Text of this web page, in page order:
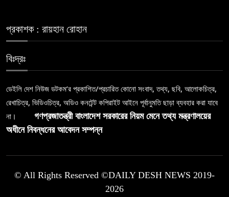
প্রকাশক : রায়হান রোহান
বিঃদ্রঃ
ডেইলি দেশ নিউজ ডটকম’র প্রকাশিত/প্রচারিত কোনো সংবাদ, তথ্য, ছবি, আলোকচিত্র,
রেখাচিত্র, ভিডিওচিত্র, অডিও কনটেন্ট কপিরাইট আইনে পূর্বানুমতি ছাড়া ব্যবহার করা যাবে
না।
গণপ্রজাতন্ত্রী বাংলাদেশ সরকারের নিয়ম মেনে তথ্য মন্ত্রণালয়ের
অধীনে নিবন্ধনের আবেদন সম্পন্ন
© All Rights Reserved ©DAILY DESH NEWS 2019-
2026